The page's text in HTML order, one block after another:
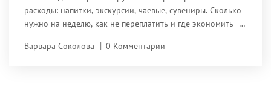
расходы: напитки, экскурсии, чаевые, сувениры. Сколько
нужно на неделю, как не переплатить и где экономить - с
Варвара Соколова
0 Комментарии